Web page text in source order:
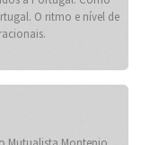
O ritmo e nível de